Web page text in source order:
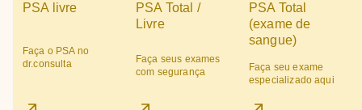
PSA livre
Faça o PSA no
dr.consulta
PSA Total /
Livre
Faça seus exames
com segurança
PSA Total
(exame de
sangue)
Faça seu exame
especializado aqui